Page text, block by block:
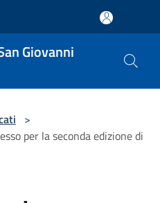
Giovanni
>
per la seconda edizione di